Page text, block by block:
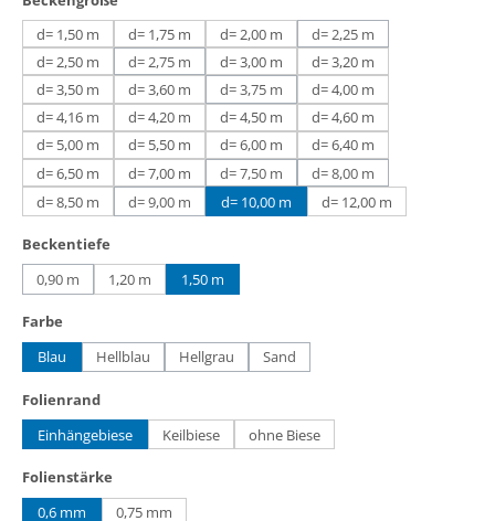
d= 1,50 m
d= 1,75 m d= 2,00 m d= 2,25 m(Diese Option ist zurzeit
d= 2,50 m d= 2,75 m(Diese Option ist zurzeit nicht verfügbar.)
d= 3,00 m
d= 3,20 m
d= 3,50 m
d= 3,60 m d= 3,75 m(Diese Option ist zurzeit nicht verfügbar.)
d= 4,00 m
d= 4,16 m
d= 4,20 m d= 4,50 m
d= 4,60 m
d= 5,00 m
d= 5,50 m d= 6,00 m
d= 6,40 m
d= 6,50 m
d= 7,00 m d= 7,50 m(Diese Option ist zurzeit nicht verfügbar.)
d= 8,00 m(Diese Option ist zurzeit
d= 8,50 m d= 9,00 m(Diese Option ist zurzeit nicht verfügbar.)
d= 10,00 m d= 12,00 m
Beckentiefe
0,90 m(Diese Option ist zurzeit nicht verfügbar.)
1,20 m 1,50 m
Farbe
Blau
Hellblau(Diese Option ist zurzeit nicht verfügbar.)
Hellgrau(Diese Option ist zurzeit nicht verfügbar.)
Sand(Diese Option ist zurzeit nicht
Folienrandauswählen
Einhängebiese
Keilbiese ohne Biese
Folienstärke
0,6 mm
0,75 mm